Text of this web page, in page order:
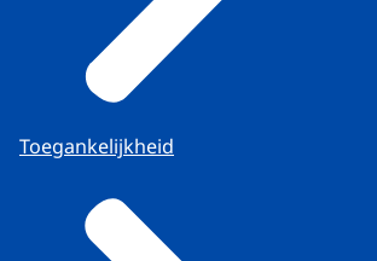
Toegankelijkheid